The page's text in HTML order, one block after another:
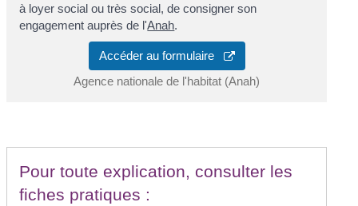
à loyer social ou très social, de consigner son
engagement auprès de l'Anah.
Accéder au formulaire
Agence nationale de l'habitat (Anah)
Pour toute explication, consulter les
fiches pratiques :